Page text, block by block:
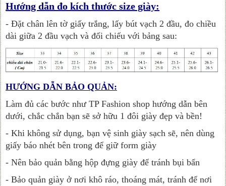
Hướng dẫn đo kích thước size giày:
- Đặt chân lên tờ giấy trắng, lấy bút vạch 2 đầu, đo chiều
dài giữa 2 đầu vạch và đối chiếu với bảng sau:
HƯỚNG DẪN BẢO QUẢN:
Làm đủ các bước như TP Fashion shop hướng dẫn bên
dưới, chắc chắn bạn sẽ sở hữu 1 đôi giày đẹp và bền!
- Khi không sử dụng, bạn vệ sinh giày sạch sẽ, nên dùng
giấy báo nhét bên trong để giữ form giày
- Nên bảo quản bằng hộp đựng giày để tránh bụi bẩn
- Bảo quản giày ở nơi khô ráo, thoáng mát, tránh để nơi